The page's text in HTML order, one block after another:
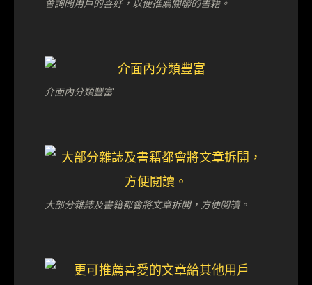
會詢問用戶的喜好，以便推薦關聯的書籍。
介面內分類豐富
大部分雜誌及書籍都會將文章拆開，方便閱讀。